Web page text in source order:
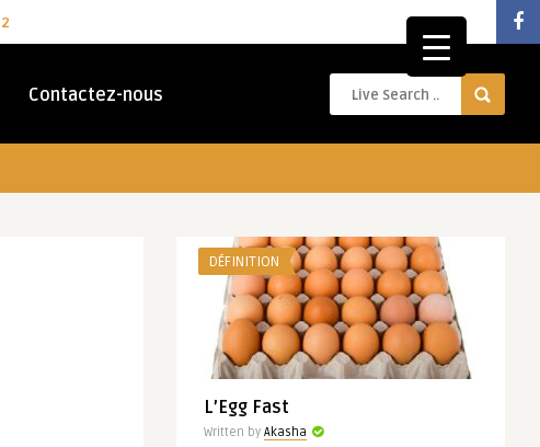
2
Contactez-nous
DÉFINITION
L’Egg Fast
Written by Akasha